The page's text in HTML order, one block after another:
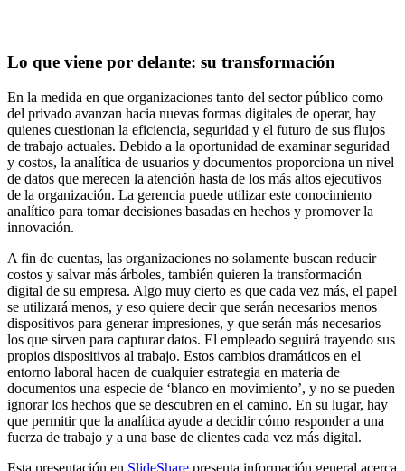
Lo que viene por delante: su transformación
En la medida en que organizaciones tanto del sector público como
del privado avanzan hacia nuevas formas digitales de operar, hay
quienes cuestionan la eficiencia, seguridad y el futuro de sus flujos
de trabajo actuales. Debido a la oportunidad de examinar seguridad
y costos, la analítica de usuarios y documentos proporciona un nivel
de datos que merecen la atención hasta de los más altos ejecutivos
de la organización. La gerencia puede utilizar este conocimiento
analítico para tomar decisiones basadas en hechos y promover la
innovación.
A fin de cuentas, las organizaciones no solamente buscan reducir
costos y salvar más árboles, también quieren la transformación
digital de su empresa. Algo muy cierto es que cada vez más, el papel
se utilizará menos, y eso quiere decir que serán necesarios menos
dispositivos para generar impresiones, y que serán más necesarios
los que sirven para capturar datos. El empleado seguirá trayendo sus
propios dispositivos al trabajo. Estos cambios dramáticos en el
entorno laboral hacen de cualquier estrategia en materia de
documentos una especie de ‘blanco en movimiento’, y no se pueden
ignorar los hechos que se descubren en el camino. En su lugar, hay
que permitir que la analítica ayude a decidir cómo responder a una
fuerza de trabajo y a una base de clientes cada vez más digital.
Esta presentación en SlideShare presenta información general acerca